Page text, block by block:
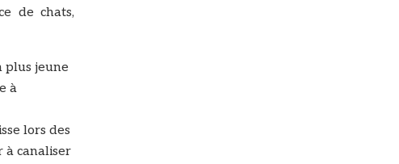
de chats,
plus jeune
à
lors des
à canaliser